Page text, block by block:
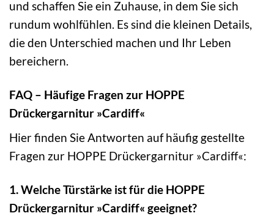
und schaffen Sie ein Zuhause, in dem Sie sich
rundum wohlfühlen. Es sind die kleinen Details,
die den Unterschied machen und Ihr Leben
bereichern.
FAQ – Häufige Fragen zur HOPPE
Drückergarnitur »Cardiff«
Hier finden Sie Antworten auf häufig gestellte
Fragen zur HOPPE Drückergarnitur »Cardiff«:
1. Welche Türstärke ist für die HOPPE
Drückergarnitur »Cardiff« geeignet?